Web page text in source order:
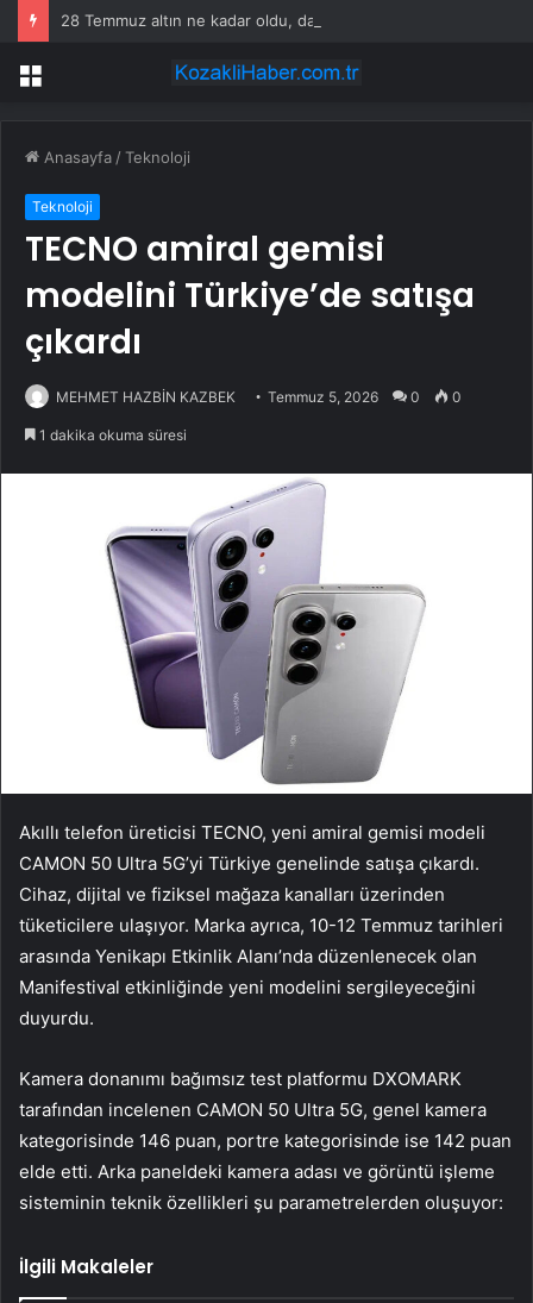
Menü
Anasayfa /Teknoloji
Teknoloji
TECNO amiral gemisi
modelini Türkiye’de satışa
çıkardı
MEHMET HAZBİN KAZBEK Temmuz 5, 2026 0 0
1 dakika okuma süresi
Akıllı telefon üreticisi TECNO, yeni amiral gemisi modeli
CAMON 50 Ultra 5G’yi Türkiye genelinde satışa çıkardı.
Cihaz, dijital ve fiziksel mağaza kanalları üzerinden
tüketicilere ulaşıyor. Marka ayrıca, 10-12 Temmuz tarihleri
arasında Yenikapı Etkinlik Alanı’nda düzenlenecek olan
Manifestival etkinliğinde yeni modelini sergileyeceğini
duyurdu.
Kamera donanımı bağımsız test platformu DXOMARK
tarafından incelenen CAMON 50 Ultra 5G, genel kamera
kategorisinde 146 puan, portre kategorisinde ise 142 puan
elde etti. Arka paneldeki kamera adası ve görüntü işleme
sisteminin teknik özellikleri şu parametrelerden oluşuyor:
İlgili Makaleler